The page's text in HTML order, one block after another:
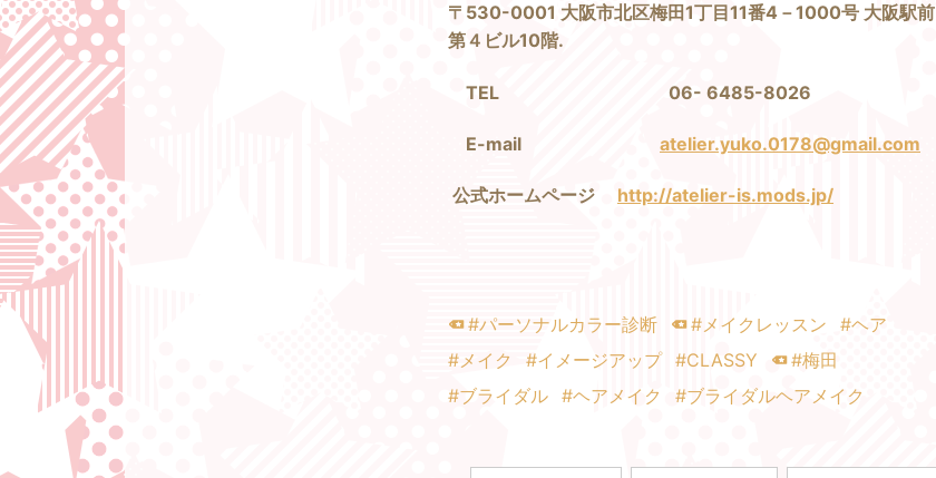
〒530-0001 大阪市北区梅田1丁目11番4－1000号 大阪駅前
第４ビル10階.
TEL 06- 6485-8026
E-mail atelier.yuko.0178@gmail.com
公式ホームページ http://atelier-is.mods.jp/
#パーソナルカラー診断 #メイクレッスン
#ヘア
#メイク
#イメージアップ #CLASSY
#梅田
#ブライダル #ヘアメイク #ブライダルヘアメイク